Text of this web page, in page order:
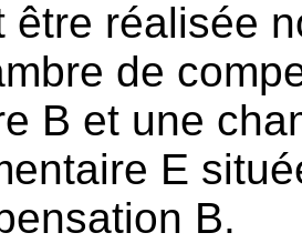
être réalisée
de
B et une
E
B.